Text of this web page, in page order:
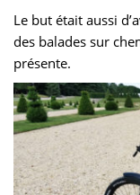
Le but était aussi
des balades sur
présente.